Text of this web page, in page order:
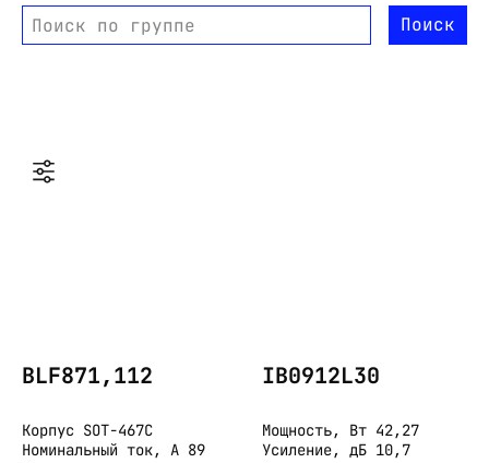
Поиск по группе Поиск
BLF871,112
Корпус SOT-467C
Номинальный ток, А 89
IB0912L30
Мощность, Вт 42,27
Усиление, дБ 10,7